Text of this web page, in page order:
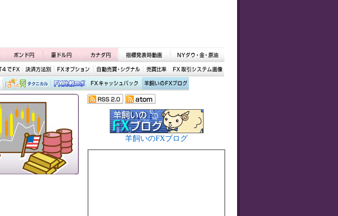
羊飼いのFXブログ